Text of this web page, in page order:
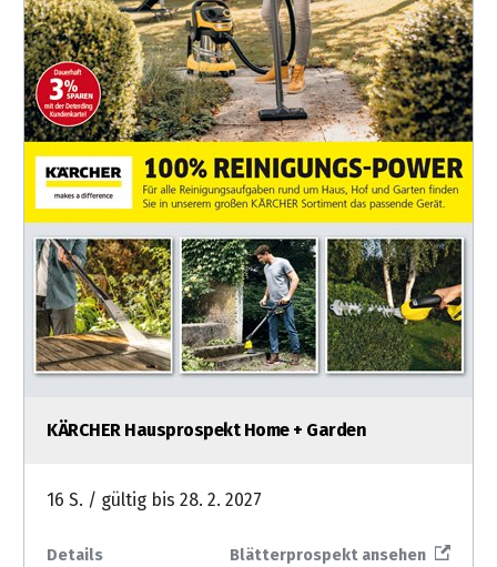
KÄRCHER Hausprospekt Home + Garden
16 S. / gültig bis 28. 2. 2027
Details
Blätterprospekt ansehen